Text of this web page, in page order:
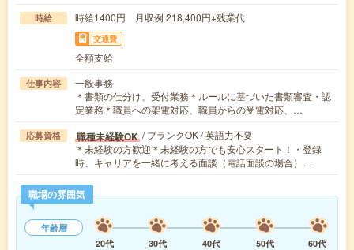
時給 時給1400円 月収例 218,400円+残業代
交通費
全額支給
仕事内容
一般事務
＊書類の仕分け、受付業務＊ルールに基づいた書類審査・認
定業務＊職員への架電対応、職員からの受電対応、…
応募資格 職種未経験OK / ブランクOK / 英語力不要
＊未経験の方歓迎＊未経験の方でも安心スタート！・登録
時、キャリアを一緒に考える面談（電話面談の場合）…
職場の雰囲気
年齢層
20代
30代 40代 50代
60代